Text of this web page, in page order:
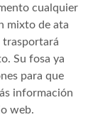
cualquier
mixto de ata
trasportará
Su fosa ya
para que
información
web.